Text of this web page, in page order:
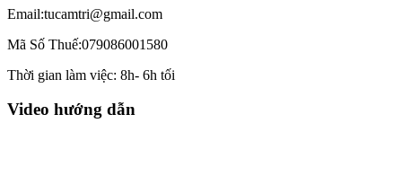
Email:tucamtri@gmail.com
Mã Số Thuế:079086001580
Thời gian làm việc: 8h- 6h tối
Video hướng dẫn